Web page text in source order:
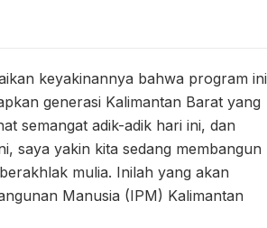
keyakinannya bahwa program ini
generasi Kalimantan Barat yang
semangat adik-adik hari ini, dan
saya yakin kita sedang membangun
mulia. Inilah yang akan
Manusia (IPM) Kalimantan